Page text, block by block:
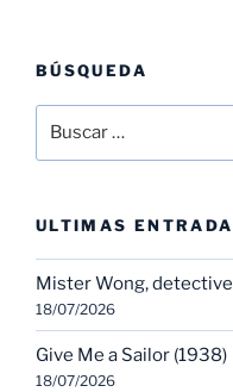
BÚSQUEDA
por:
ULTIMAS
Mister Wong,
18/07/2026
Give Me a Sailor (1938)
18/07/2026